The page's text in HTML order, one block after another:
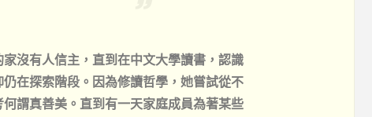
沒有人信主，直到在中文大學讀書，認識
在探索階段。因為修讀哲學，她嘗試從不
謂真善美。直到有一天家庭成員為著某些